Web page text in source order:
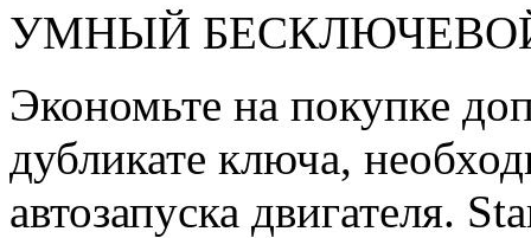
УМНЫЙ
Экономьте на покупке
дубликате ключа,
автозапуска двигателя.